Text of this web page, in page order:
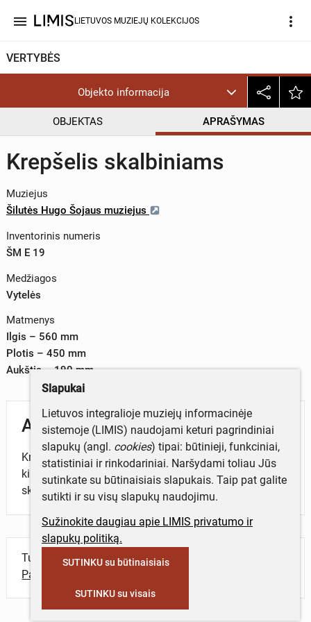
menu LIETUVOS MUZIEJŲ KOLEKCIJOS more_vert
VERTYBĖS
Objekto informacija
OBJEKTAS APRAŠYMAS
Krepšelis skalbiniams
Muziejus
Šilutės Hugo Šojaus muziejus
Inventorinis numeris
ŠM E 19
Medžiagos
Vytelės
Matmenys
Ilgis – 560 mm
Plotis – 450 mm
Aukštis – 190 mm
Aprašymas
Krepšelis "kraičio pintinėlė", pinta iš vytelių
kiauraraščiu, skirta smulkių skalbinių laikymui kraičio
skrynioje.
Turite daugiau informacijos apie objektą?
Parašykite mums!
Slapukai
Lietuvos integralioje muziejų informacinėje
sistemoje (LIMIS) naudojami keturi pagrindiniai
slapukų (angl. cookies) tipai: būtinieji, funkciniai,
statistiniai ir rinkodariniai. Naršydami toliau Jūs
sutinkate su būtinaisiais slapukais. Taip pat galite
sutikti ir su visų slapukų naudojimu.
Sužinokite daugiau apie LIMIS privatumo ir
slapukų politiką.
SUTINKU su būtinaisiais
SUTINKU su visais